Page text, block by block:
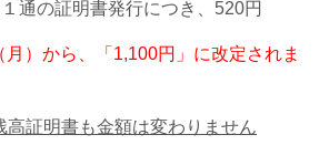
通の証明書発行につき、520円
）から、「1,100円」に改定されま
証明書も金額は変わりません